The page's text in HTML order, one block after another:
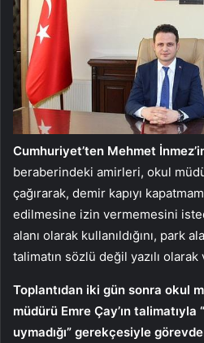
Cumhuriyet’ten Mehmet
beraberindeki amirleri, okul
çağırarak, demir kapıyı
edilmesine izin vermemesini
alanı olarak kullanıldığını, park
talimatın sözlü değil yazılı
Toplantıdan iki gün sonra okul
müdürü Emre Çay’ın
uymadığı” gerekçesiyle